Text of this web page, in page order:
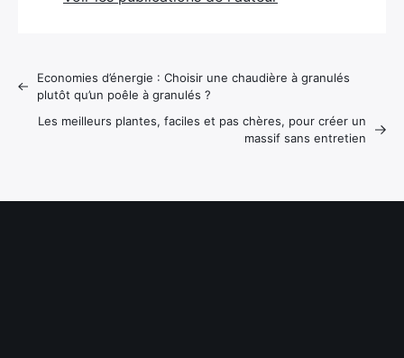
Economies d’énergie : Choisir une chaudière à granulés
plutôt qu’un poêle à granulés ?
Les meilleurs plantes, faciles et pas chères, pour créer un
massif sans entretien